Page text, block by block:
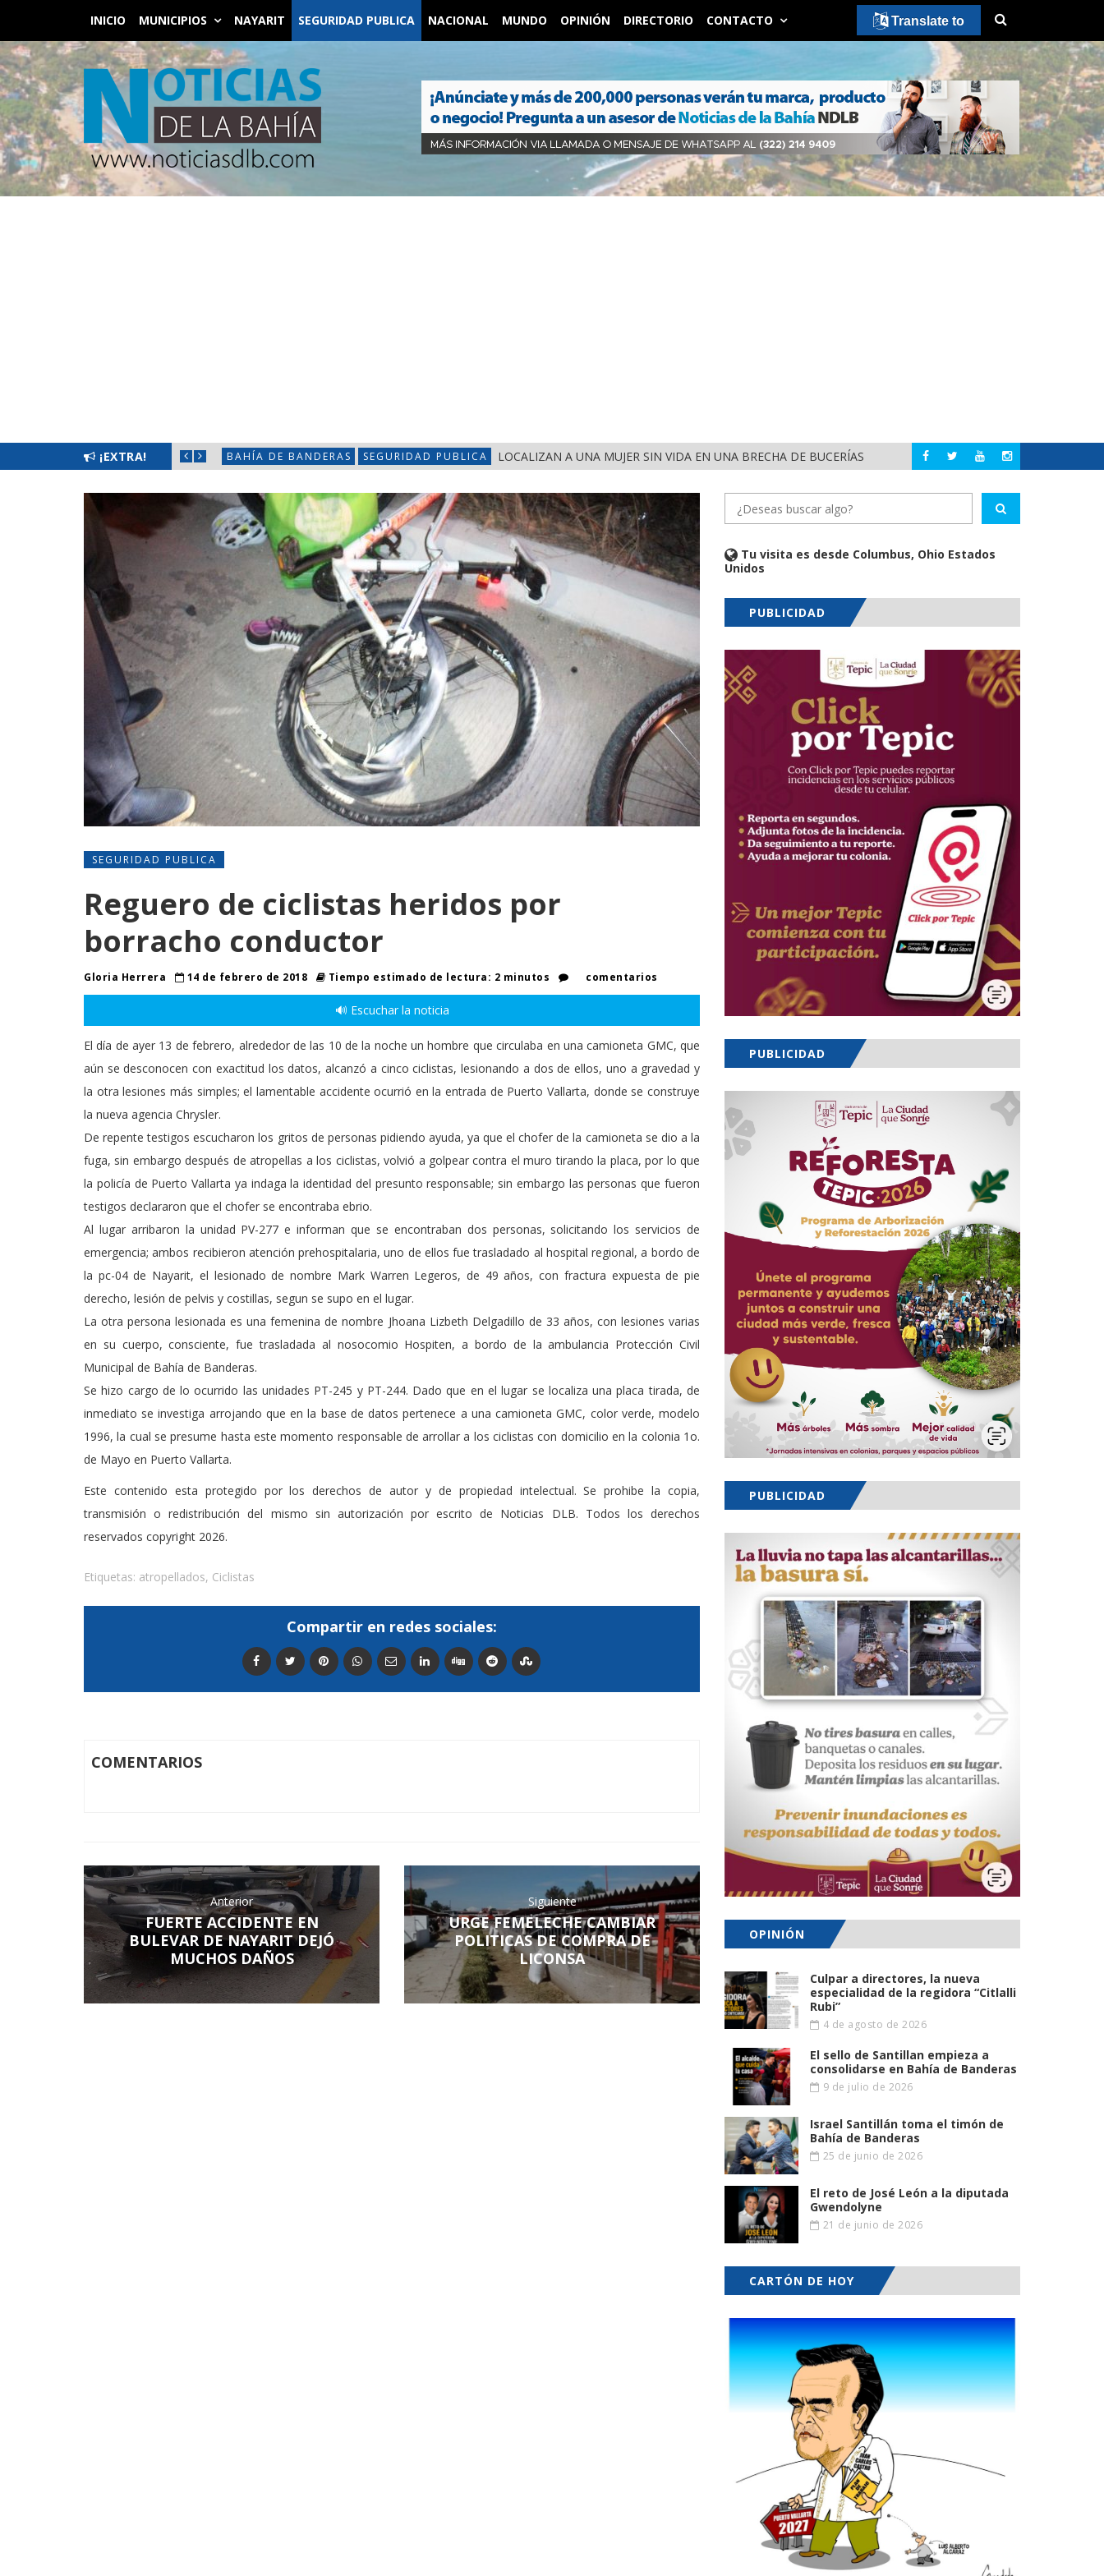
INICIO MUNICIPIOS NAYARIT SEGURIDAD PUBLICA NACIONAL MUNDO OPINIÓN DIRECTORIO CONTACTO
¡EXTRA!
CON HÉCTOR SANTANA BAHÍA DE BANDERAS SEGURIDAD PUBLICA LOCALIZAN A UNA MUJER SIN VIDA EN UNA BRECHA DE BUCERÍAS BAHÍA DE BANDERAS
SEGURIDAD PUBLICA
Reguero de ciclistas heridos por
borracho conductor
Gloria Herrera 14 de febrero de 2018 Tiempo estimado de lectura: 2 minutos comentarios
🔊 Escuchar la noticia
El día de ayer 13 de febrero, alrededor de las 10 de la noche un hombre que circulaba en una camioneta GMC, que
aún se desconocen con exactitud los datos, alcanzó a cinco ciclistas, lesionando a dos de ellos, uno a gravedad y
la otra lesiones más simples; el lamentable accidente ocurrió en la entrada de Puerto Vallarta, donde se construye
la nueva agencia Chrysler.
De repente testigos escucharon los gritos de personas pidiendo ayuda, ya que el chofer de la camioneta se dio a la
fuga, sin embargo después de atropellas a los ciclistas, volvió a golpear contra el muro tirando la placa, por lo que
la policía de Puerto Vallarta ya indaga la identidad del presunto responsable; sin embargo las personas que fueron
testigos declararon que el chofer se encontraba ebrio.
Al lugar arribaron la unidad PV-277 e informan que se encontraban dos personas, solicitando los servicios de
emergencia; ambos recibieron atención prehospitalaria, uno de ellos fue trasladado al hospital regional, a bordo de
la pc-04 de Nayarit, el lesionado de nombre Mark Warren Legeros, de 49 años, con fractura expuesta de pie
derecho, lesión de pelvis y costillas, segun se supo en el lugar.
La otra persona lesionada es una femenina de nombre Jhoana Lizbeth Delgadillo de 33 años, con lesiones varias
en su cuerpo, consciente, fue trasladada al nosocomio Hospiten, a bordo de la ambulancia Protección Civil
Municipal de Bahía de Banderas.
Se hizo cargo de lo ocurrido las unidades PT-245 y PT-244. Dado que en el lugar se localiza una placa tirada, de
inmediato se investiga arrojando que en la base de datos pertenece a una camioneta GMC, color verde, modelo
1996, la cual se presume hasta este momento responsable de arrollar a los ciclistas con domicilio en la colonia 1o.
de Mayo en Puerto Vallarta.
Este contenido esta protegido por los derechos de autor y de propiedad intelectual. Se prohibe la copia,
transmisión o redistribución del mismo sin autorización por escrito de Noticias DLB. Todos los derechos
reservados copyright 2026.
Etiquetas: atropellados, Ciclistas
Compartir en redes sociales:
COMENTARIOS
Anterior
FUERTE ACCIDENTE EN
BULEVAR DE NAYARIT DEJÓ
MUCHOS DAÑOS
Siguiente
URGE FEMELECHE CAMBIAR
POLITICAS DE COMPRA DE
LICONSA
Tu visita es desde Columbus, Ohio Estados
Unidos
PUBLICIDAD
PUBLICIDAD
PUBLICIDAD
OPINIÓN
Culpar a directores, la nueva
especialidad de la regidora “Citlalli
Rubi”
4 de agosto de 2026
El sello de Santillan empieza a
consolidarse en Bahía de Banderas
9 de julio de 2026
Israel Santillán toma el timón de
Bahía de Banderas
25 de junio de 2026
El reto de José León a la diputada
Gwendolyne
21 de junio de 2026
CARTÓN DE HOY
Translate to